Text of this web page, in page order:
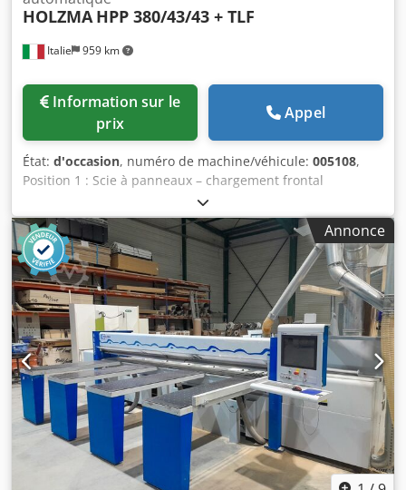
Italie 959 km
HOLZMA HPP 380/43/43 + TLF
prix
Appel
État: d'occasion, numéro de machine/véhicule: 005108,
Position 1 : Scie à panneaux – chargement frontal
HOLZMA-HPP 380/43/43 + TLF Dsdpfx Ahewuck Iomjck
Position 2 : Stockage horizontal HOLZMA-HPP 380/43/43 +
TLF
Annonce